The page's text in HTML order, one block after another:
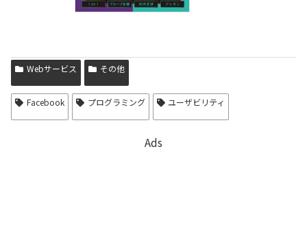
Webサービス その他
Facebook プログラミング ユーザビリティ
Ads